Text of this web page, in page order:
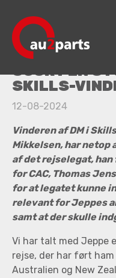
au2parts
Produkter
Videncenter
Koncepter
Kontakt
Jobs
Rejselegat har gjort
EJER, C.A.C.
GJORT EN
SKILLS-
12-08-2024
Vinderen af DM i
Mikkelsen, har netop
af det rejselegat,
for CAC, Thomas
for at legatet kunne
relevant for Jeppes
samt at der skulle
Vi har talt med Jeppe
rejse, der har ført
Australien og New